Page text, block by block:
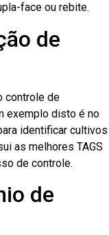
face ou rebite.
de
controle de
exemplo disto é no
identificar cultivos
as melhores TAGS
de controle.
de